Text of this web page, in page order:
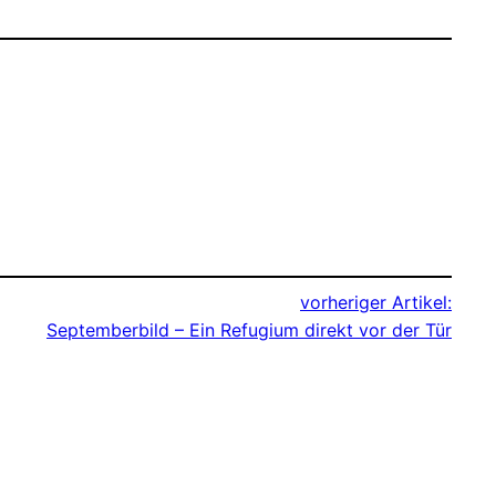
vorheriger Artikel:
Septemberbild – Ein Refugium direkt vor der Tür